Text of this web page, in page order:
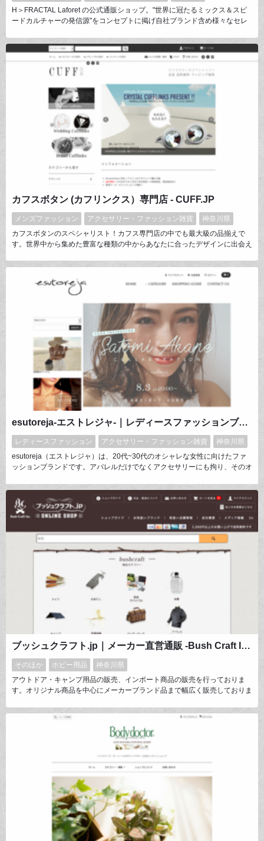
H＞FRACTAL Laforet の公式通販ショップ。"世界に冠たるミックス＆スピ
ードカルチャーの発信源"をコンセプトに掲げ自社ブランド含め様々なセレ
カフスボタン (カフリンクス）専門店 - CUFF.JP
メンズファッション アクセサリー・ファッション雑貨
神奈川県
カフスボタンのスペシャリスト！カフス専門店の中でも最大級の品揃えで
す。世界中から集めた豊富な種類の中からあなたに合ったデザインに出会え
esutoreja-エストレジャ-｜レディースファッションブランド
レディースファッション アクセサリー・ファッション雑貨
神奈川県
esutoreja（エストレジャ）は、20代~30代のオシャレな女性に向けたファ
ッションブランドです。アパレルだけでなくアクセサリーにも拘り、そのオ
ます。
ブッシュクラフト.jp｜メーカー直営通販 -Bush Craft Inc.-
そのほか ホビー用品
神奈川県
アウトドア・キャンプ用品の販売、インポート商品の販売を行っておりま
す。オリジナル商品を中心にメーカーブランド品まで幅広く販売しておりま